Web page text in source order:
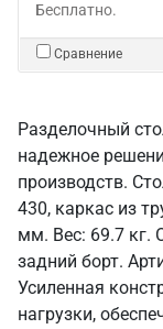
Бесплатно.
Сравнение
Разделочный
надежное
производств.
430, каркас из
мм. Вес: 69.7 кг.
задний борт.
Усиленная
нагрузки,